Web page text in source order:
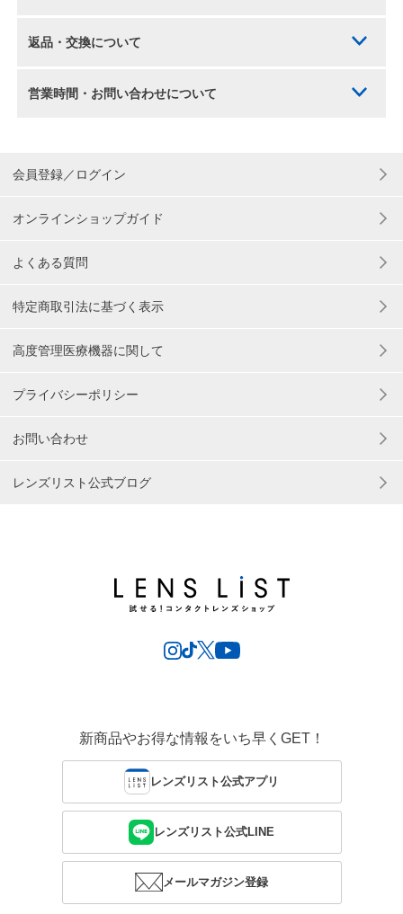
返品・交換について
営業時間・お問い合わせについて
会員登録／ログイン
オンラインショップガイド
よくある質問
特定商取引法に基づく表示
高度管理医療機器に関して
プライバシーポリシー
お問い合わせ
レンズリスト公式ブログ
新商品やお得な情報をいち早くGET！
レンズリスト公式アプリ
レンズリスト公式LINE
メールマガジン登録